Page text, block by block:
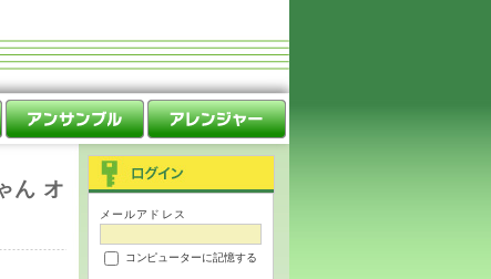
ん オ
メールアドレス
コンピューターに記憶する